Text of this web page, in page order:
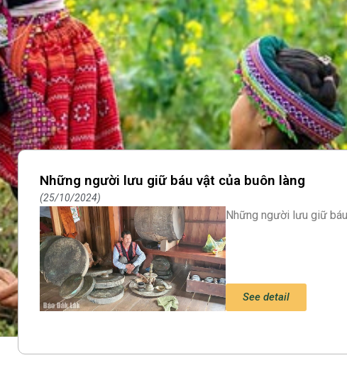
Những người lưu giữ báu vật của buôn làng
25/10/2024
Những người lưu giữ
See detail